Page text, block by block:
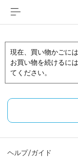
現在、買い物かごに
お買い物を続けるに
てください。
ヘルプ/ガイド